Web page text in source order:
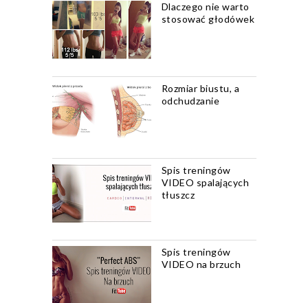
Dlaczego nie warto
stosować głodówek
Rozmiar biustu, a
odchudzanie
Spis treningów
VIDEO spalających
tłuszcz
Spis treningów
VIDEO na brzuch